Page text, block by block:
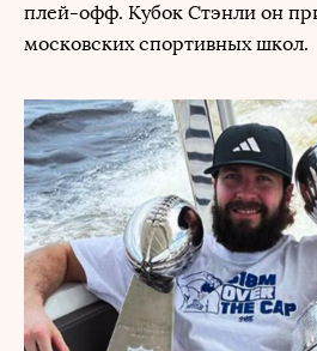
плей-офф. Кубок Стэнли он
московских спортивных школ.